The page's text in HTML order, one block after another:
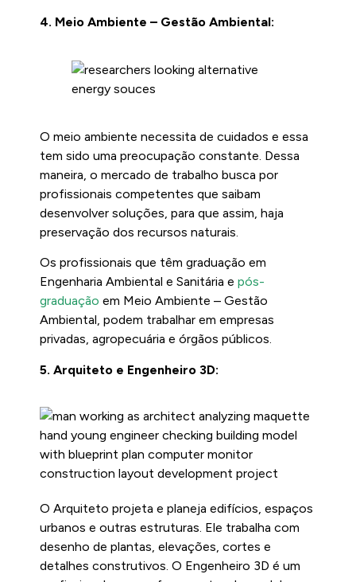
4. Meio Ambiente – Gestão Ambiental:
O meio ambiente necessita de cuidados e essa
tem sido uma preocupação constante. Dessa
maneira, o mercado de trabalho busca por
profissionais competentes que saibam
desenvolver soluções, para que assim, haja
preservação dos recursos naturais.
Os profissionais que têm graduação em
Engenharia Ambiental e Sanitária e pós-
graduação em Meio Ambiente – Gestão
Ambiental, podem trabalhar em empresas
privadas, agropecuária e órgãos públicos.
5. Arquiteto e Engenheiro 3D:
O Arquiteto projeta e planeja edifícios, espaços
urbanos e outras estruturas. Ele trabalha com
desenho de plantas, elevações, cortes e
detalhes construtivos. O Engenheiro 3D é um